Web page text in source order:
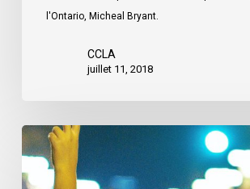
l'Ontario, Micheal Bryant.
CCLA
juillet 11, 2018
L’ACLC
rend
hommage